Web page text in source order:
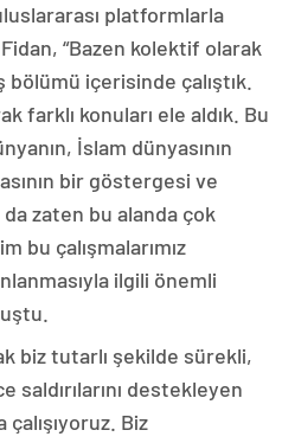
platformlarla
“Bazen kolektif olarak
bölümü içerisinde çalıştık.
farklı konuları ele aldık. Bu
İslam dünyasının
bir göstergesi ve
zaten bu alanda çok
bu çalışmalarımız
ilgili önemli
biz tutarlı şekilde sürekli,
saldırılarını destekleyen
Biz